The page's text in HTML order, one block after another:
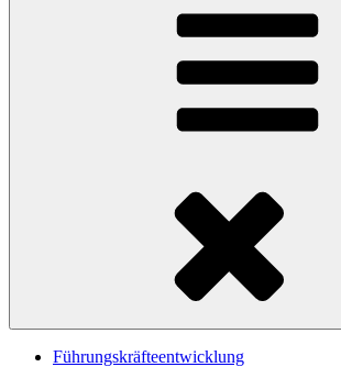
Führungskräfteentwicklung